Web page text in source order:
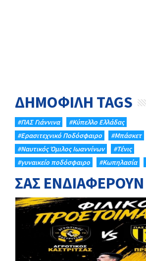
ΔΗΜΟΦΙΛΗ TAGS
#ΠΑΣ Γιάννινα
#Κύπελλο Ελλάδας
#Eρασιτεχνικό Ποδόσφαιρο
#Μπάσκετ
#Ναυτικός Όμιλος Ιωαννίνων
#Τένις
#γυναικείο ποδόσφαιρο
#Κωπηλασία
ΣΑΣ ΕΝΔΙΑΦΕΡΟΥΝ